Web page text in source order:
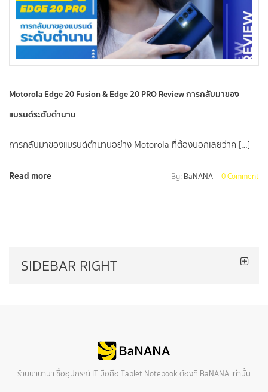
Motorola Edge 20 Fusion & Edge 20 PRO Review การกลับมาของ
แบรนด์ระดับตำนาน
การกลับมาของแบรนด์ตำนานอย่าง Motorola ที่ต้องบอกเลยว่าค […]
Read more By: BaNANA 0 Comment
SIDEBAR RIGHT
ร้านบานาน่า ซื้ออุปกรณ์ IT มือถือ Tablet Notebook ต้องที่ BaNANA เท่านั้น